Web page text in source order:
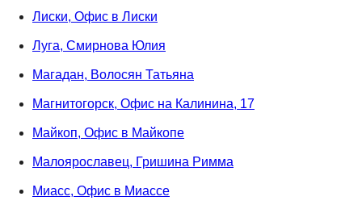
Лиски, Офис в Лиски
Луга, Смирнова Юлия
Магадан, Волосян Татьяна
Магнитогорск, Офис на Калинина, 17
Майкоп, Офис в Майкопе
Малоярославец, Гришина Римма
Миасс, Офис в Миассе